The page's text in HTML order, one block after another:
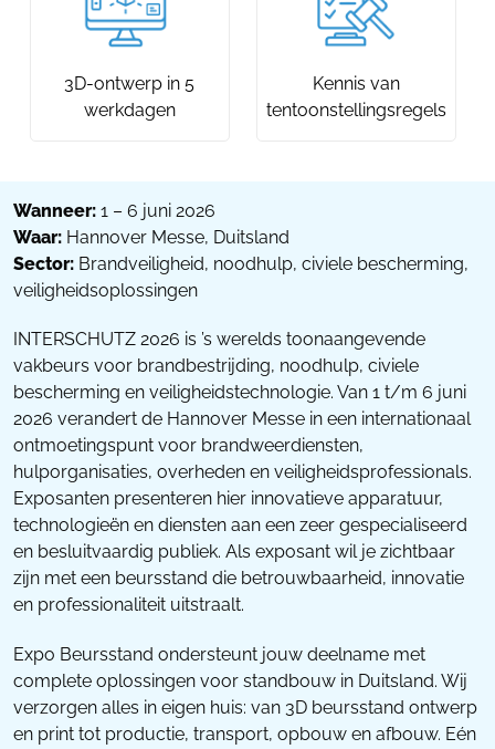
3D-ontwerp in 5
werkdagen
Kennis van
tentoonstellingsregels
Wanneer: 1 – 6 juni 2026
Waar: Hannover Messe, Duitsland
Sector: Brandveiligheid, noodhulp, civiele bescherming,
veiligheidsoplossingen
INTERSCHUTZ 2026 is ’s werelds toonaangevende
vakbeurs voor brandbestrijding, noodhulp, civiele
bescherming en veiligheidstechnologie. Van 1 t/m 6 juni
2026 verandert de Hannover Messe in een internationaal
ontmoetingspunt voor brandweerdiensten,
hulporganisaties, overheden en veiligheidsprofessionals.
Exposanten presenteren hier innovatieve apparatuur,
technologieën en diensten aan een zeer gespecialiseerd
en besluitvaardig publiek. Als exposant wil je zichtbaar
zijn met een beursstand die betrouwbaarheid, innovatie
en professionaliteit uitstraalt.
Expo Beursstand ondersteunt jouw deelname met
complete oplossingen voor standbouw in Duitsland. Wij
verzorgen alles in eigen huis: van 3D beursstand ontwerp
en print tot productie, transport, opbouw en afbouw. Eén